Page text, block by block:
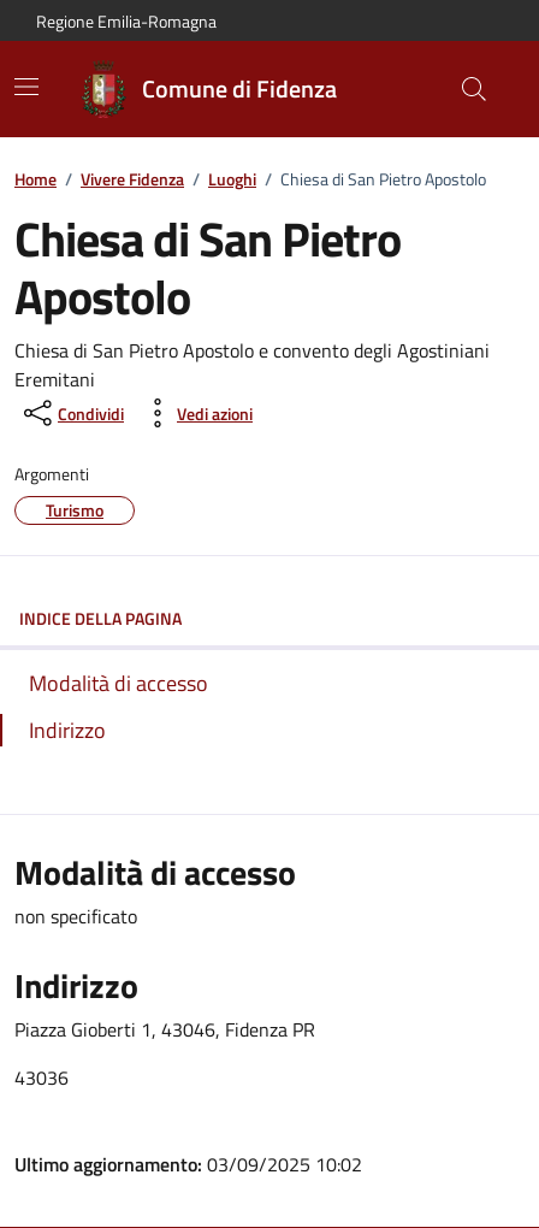
Vai al contenuto principale
Vai alla navigazione del sito
Vai al piede di pagina
Regione Emilia-Romagna
Comune di Fidenza
Home / Vivere Fidenza / Luoghi / Chiesa di San Pietro Apostolo
Chiesa di San Pietro
Apostolo
Chiesa di San Pietro Apostolo e convento degli Agostiniani
Eremitani
Condividi Vedi azioni
Argomenti
Turismo
INDICE DELLA PAGINA
Modalità di accesso
Indirizzo
Modalità di accesso
non specificato
Indirizzo
Piazza Gioberti 1, 43046, Fidenza PR
43036
Ultimo aggiornamento: 03/09/2025 10:02